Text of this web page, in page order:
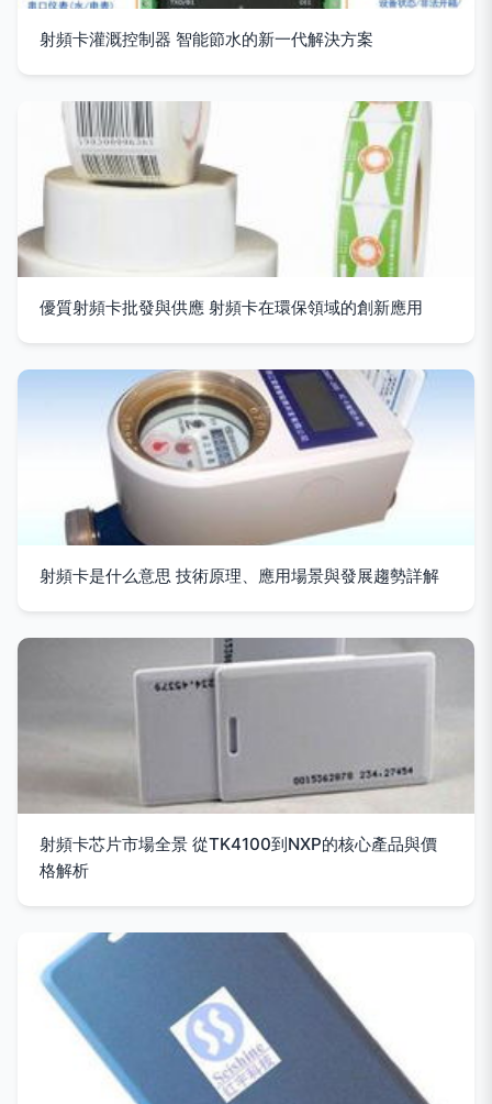
射頻卡灌溉控制器 智能節水的新一代解決方案
優質射頻卡批發與供應 射頻卡在環保領域的創新應用
射頻卡是什么意思 技術原理、應用場景與發展趨勢詳解
射頻卡芯片市場全景 從TK4100到NXP的核心產品與價
格解析